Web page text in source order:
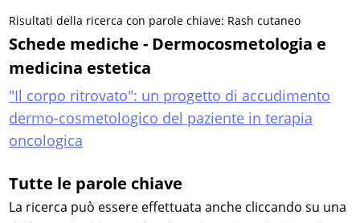
Risultati della ricerca con parole chiave: Rash cutaneo
Schede mediche - Dermocosmetologia e
medicina estetica
"Il corpo ritrovato": un progetto di accudimento
dermo-cosmetologico del paziente in terapia
oncologica
Tutte le parole chiave
La ricerca può essere effettuata anche cliccando su una